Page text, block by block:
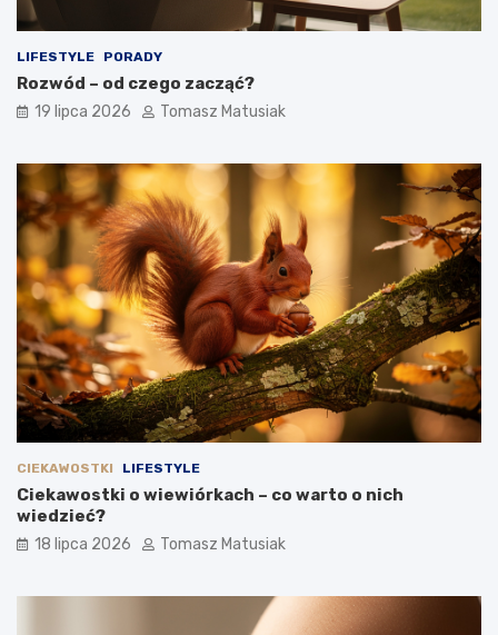
LIFESTYLE PORADY
Rozwód – od czego zacząć?
19 lipca 2026 Tomasz Matusiak
CIEKAWOSTKI LIFESTYLE
Ciekawostki o wiewiórkach – co warto o nich
wiedzieć?
18 lipca 2026 Tomasz Matusiak